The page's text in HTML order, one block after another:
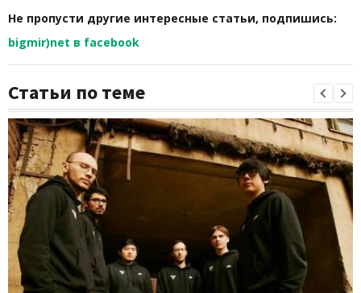
Не пропусти другие интересные статьи, подпишись:
bigmir)net в facebook
Статьи по теме